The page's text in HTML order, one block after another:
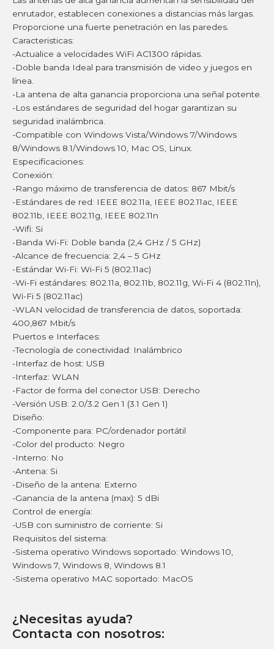
enrutador, establecen conexiones a distancias más largas.
Proporcione una fuerte penetración en las paredes.
Caracteristicas:
-Actualice a velocidades WiFi AC1300 rápidas.
-Doble banda Ideal para transmisión de video y juegos en
línea.
-La antena de alta ganancia proporciona una señal potente.
-Los estándares de seguridad del hogar garantizan su
seguridad inalámbrica.
-Compatible con Windows Vista/Windows 7/Windows
8/Windows 8.1/Windows 10, Mac OS, Linux.
Especificaciones:
Conexión:
-Rango máximo de transferencia de datos: 867 Mbit/s
-Estándares de red: IEEE 802.11a, IEEE 802.11ac, IEEE
802.11b, IEEE 802.11g, IEEE 802.11n
-Wifi: Si
-Banda Wi-Fi: Doble banda (2,4 GHz / 5 GHz)
-Alcance de frecuencia: 2,4 – 5 GHz
-Estándar Wi-Fi: Wi-Fi 5 (802.11ac)
-Wi-Fi estándares: 802.11a, 802.11b, 802.11g, Wi-Fi 4 (802.11n),
Wi-Fi 5 (802.11ac)
-WLAN velocidad de transferencia de datos, soportada:
400,867 Mbit/s
Puertos e Interfaces:
-Tecnología de conectividad: Inalámbrico
-Interfaz de host: USB
-Interfaz: WLAN
-Factor de forma del conector USB: Derecho
-Versión USB: 2.0/3.2 Gen 1 (3.1 Gen 1)
Diseño:
-Componente para: PC/ordenador portátil
-Color del producto: Negro
-Interno: No
-Antena: Si
-Diseño de la antena: Externo
-Ganancia de la antena (max): 5 dBi
Control de energía:
-USB con suministro de corriente: Si
Requisitos del sistema:
-Sistema operativo Windows soportado: Windows 10,
Windows 7, Windows 8, Windows 8.1
-Sistema operativo MAC soportado: MacOS
¿Necesitas ayuda?
Contacta con nosotros: